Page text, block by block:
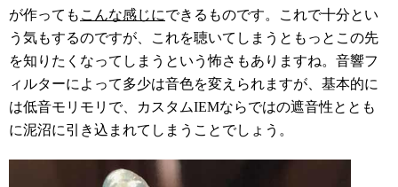
が作っても こんな感じにできるものです。これで十分とい
う気もするのですが、これを聴いてしまうともっとこの先
を知りたくなってしまうという怖さもありますね。音響フ
ィルターによって多少は音色を変えられますが、基本的に
は低音モリモリで、カスタムIEMならではの遮音性ととも
に泥沼に引き込まれてしまうことでしょう。